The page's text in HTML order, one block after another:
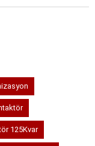
125Kvar